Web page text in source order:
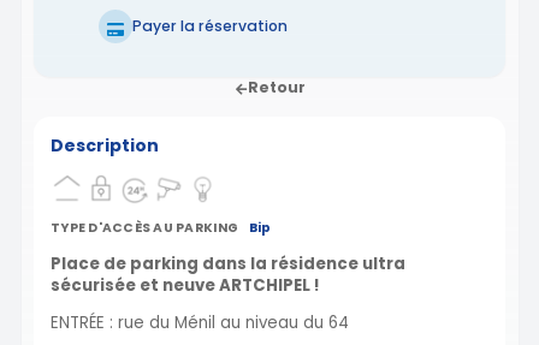
Payer la réservation
Retour
Description
TYPE D'ACCÈS AU PARKING Bip
Place de parking dans la résidence ultra
sécurisée et neuve ARTCHIPEL !
ENTRÉE : rue du Ménil au niveau du 64